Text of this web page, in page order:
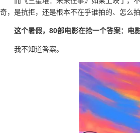
奇，是抗拒，还是根本不在乎谁拍的、怎么
这个暑假，80部电影在抢一个答案：电
我不知道答案。